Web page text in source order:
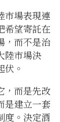
市場表現連
希望寄託在
，而不是治
陸市場決
。
，而是先改
是建立一套
度。決定酒